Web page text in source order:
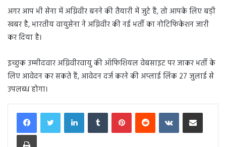
अगर आप भी सेना में अग्निवीर बनने की तैयारी में जुटे हैं, तो आपके लिए बड़ी
खबर है, भारतीय वायुसेना ने अग्निवीर की नई भर्ती का नोटिफिकेशन जारी
कर दिया है।
इच्छुक उम्मीदवार अग्निवीरवायु की ऑफिशियल वेबसाइट पर जाकर भर्ती के
लिए आवेदन कर सकते हैं, आवेदन दर्ज करने की अप्लाई लिंक 27 जुलाई से
उपलब्ध होगा।
LinkedInTumblr PinterestReddit VKontakteShare via Email
Print